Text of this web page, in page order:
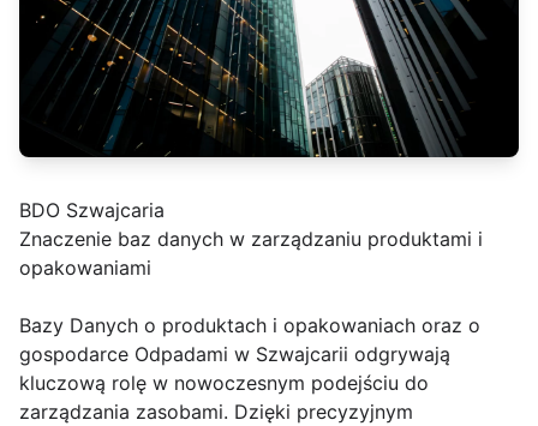
BDO Szwajcaria
Znaczenie baz danych w zarządzaniu produktami i
opakowaniami
Bazy Danych o produktach i opakowaniach oraz o
gospodarce Odpadami w Szwajcarii odgrywają
kluczową rolę w nowoczesnym podejściu do
zarządzania zasobami. Dzięki precyzyjnym